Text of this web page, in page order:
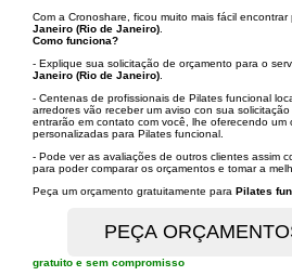
Com a Cronoshare, ficou muito mais fácil encontrar
Janeiro (Rio de Janeiro)
Como funciona?
- Explique sua solicitação de orçamento para o
Janeiro (Rio de Janeiro)
- Centenas de profissionais de Pilates funcional
arredores vão receber um aviso con sua
entrarão em contato com você, lhe oferecendo um
personalizadas para Pilates funcional.
- Pode ver as avaliações de outros clientes assim
para poder comparar os orçamentos e tomar a
Peça um orçamento gratuitamente para Pilates
gratuito e sem compromisso